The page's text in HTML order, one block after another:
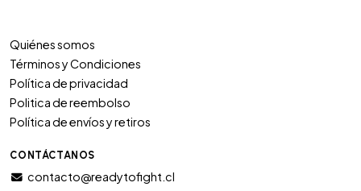
Quiénes somos
Términos y Condiciones
Política de privacidad
Politica de reembolso
Política de envíos y retiros
CONTÁCTANOS
contacto@readytofight.cl